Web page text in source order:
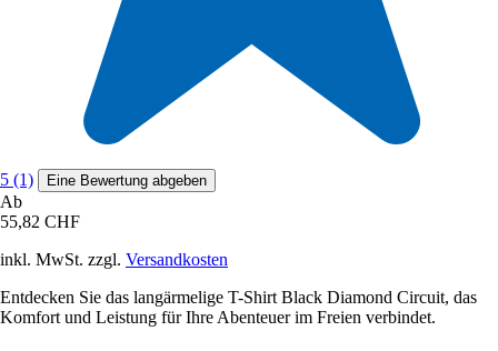
5 (1) Eine Bewertung abgeben
Ab
55,82 CHF
inkl. MwSt. zzgl. Versandkosten
Entdecken Sie das langärmelige T-Shirt Black Diamond Circuit, das
Komfort und Leistung für Ihre Abenteuer im Freien verbindet.